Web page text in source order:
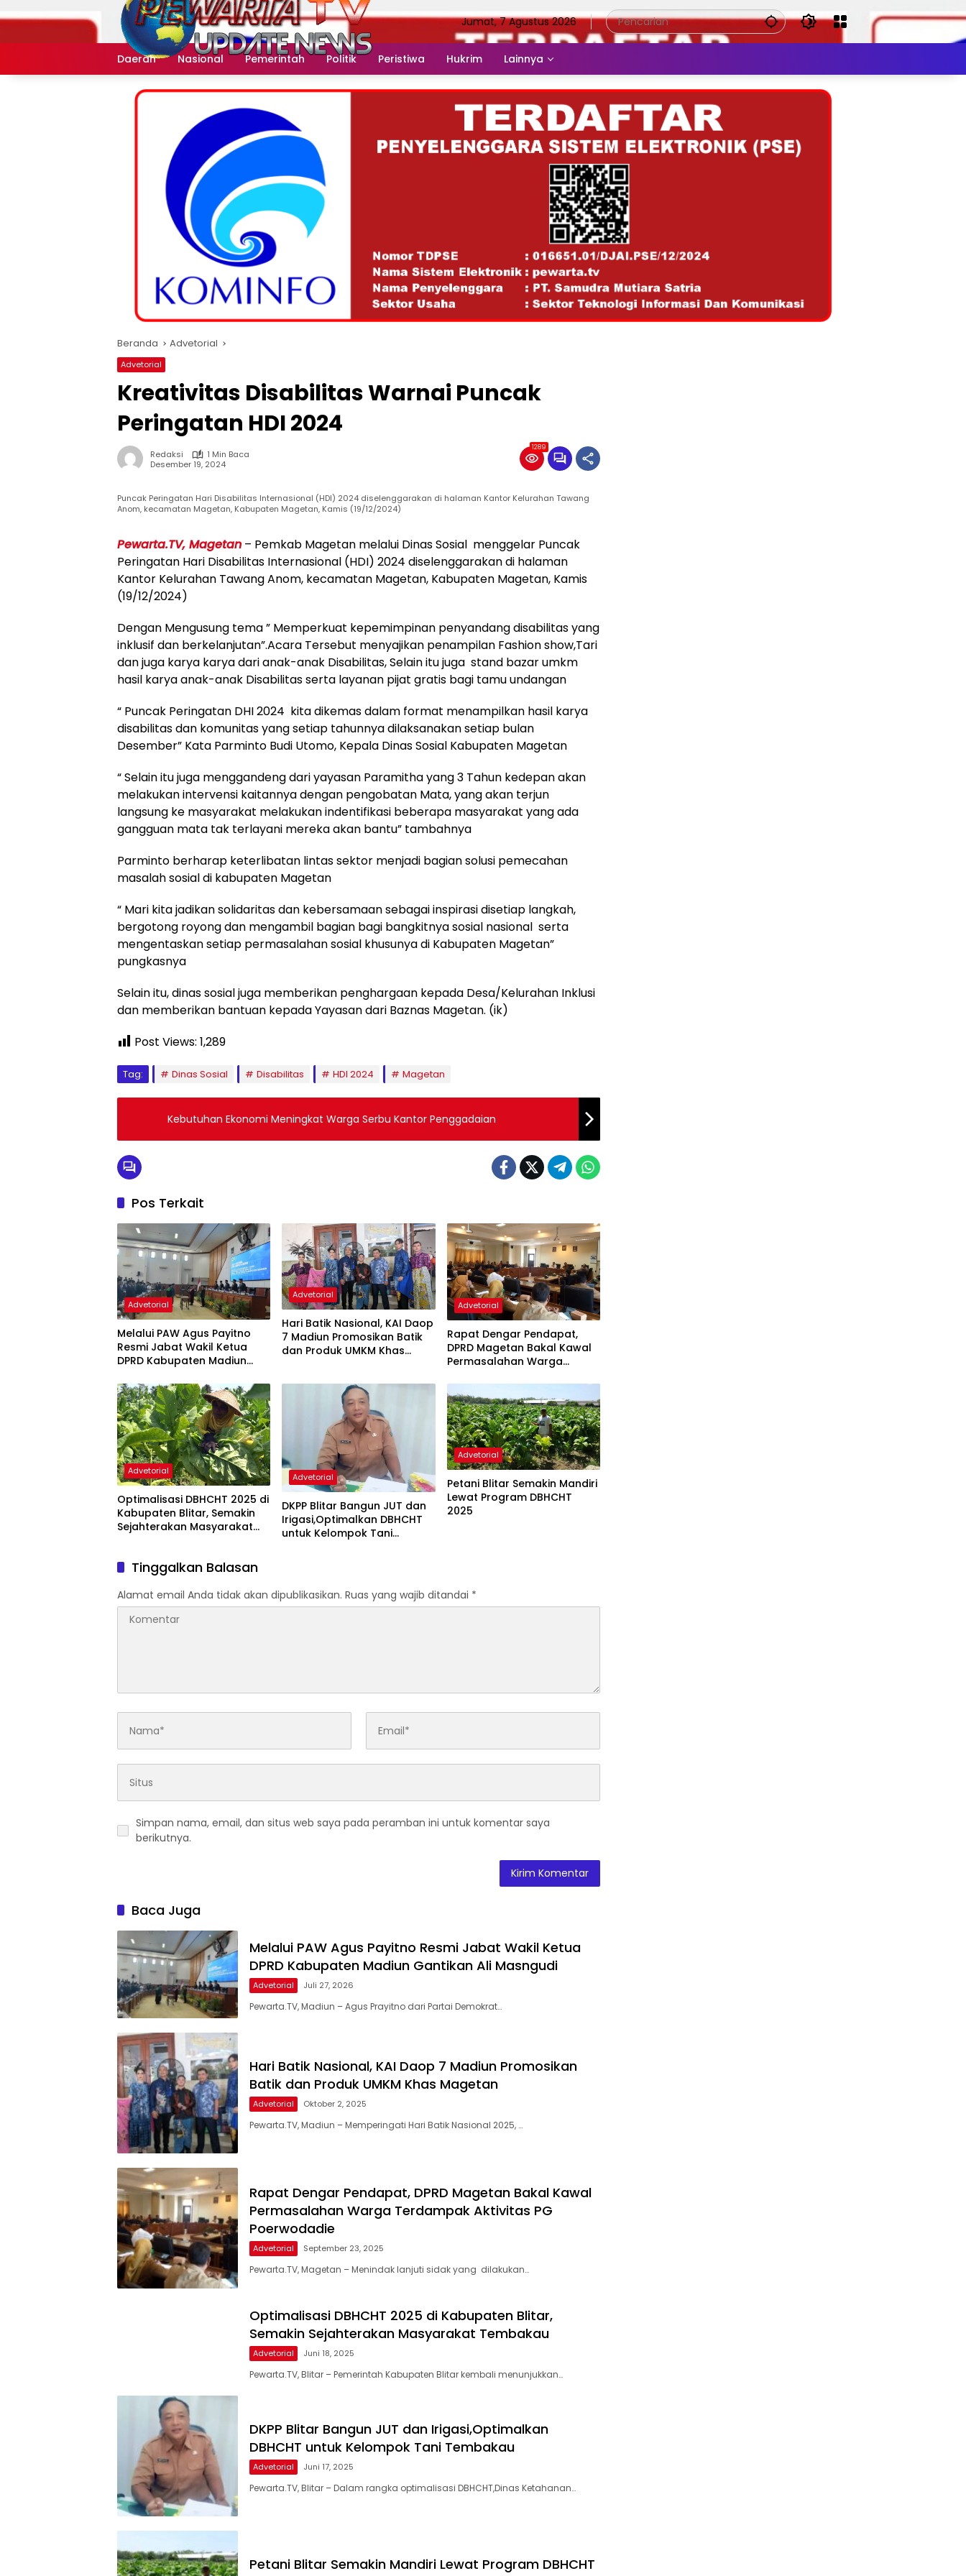
ke
Jumat, 7 Agustus 2026
Daerah Nasional Pemerintah Politik Peristiwa Hukrim Lainnya
Beranda Advetorial
Advetorial
Kreativitas Disabilitas Warnai Puncak
Peringatan HDI 2024
Redaksi
1 Min Baca
Desember 19, 2024
1289
Puncak Peringatan Hari Disabilitas Internasional (HDI) 2024 diselenggarakan di halaman Kantor Kelurahan Tawang
Anom, kecamatan Magetan, Kabupaten Magetan, Kamis (19/12/2024)
Pewarta.TV, Magetan – Pemkab Magetan melalui Dinas Sosial menggelar Puncak
Peringatan Hari Disabilitas Internasional (HDI) 2024 diselenggarakan di halaman
Kantor Kelurahan Tawang Anom, kecamatan Magetan, Kabupaten Magetan, Kamis
(19/12/2024)
Dengan Mengusung tema ” Memperkuat kepemimpinan penyandang disabilitas yang
inklusif dan berkelanjutan”.Acara Tersebut menyajikan penampilan Fashion show,Tari
dan juga karya karya dari anak-anak Disabilitas, Selain itu juga stand bazar umkm
hasil karya anak-anak Disabilitas serta layanan pijat gratis bagi tamu undangan
“ Puncak Peringatan DHI 2024 kita dikemas dalam format menampilkan hasil karya
disabilitas dan komunitas yang setiap tahunnya dilaksanakan setiap bulan
Desember” Kata Parminto Budi Utomo, Kepala Dinas Sosial Kabupaten Magetan
“ Selain itu juga menggandeng dari yayasan Paramitha yang 3 Tahun kedepan akan
melakukan intervensi kaitannya dengan pengobatan Mata, yang akan terjun
langsung ke masyarakat melakukan indentifikasi beberapa masyarakat yang ada
gangguan mata tak terlayani mereka akan bantu” tambahnya
Parminto berharap keterlibatan lintas sektor menjadi bagian solusi pemecahan
masalah sosial di kabupaten Magetan
“ Mari kita jadikan solidaritas dan kebersamaan sebagai inspirasi disetiap langkah,
bergotong royong dan mengambil bagian bagi bangkitnya sosial nasional serta
mengentaskan setiap permasalahan sosial khusunya di Kabupaten Magetan”
pungkasnya
Selain itu, dinas sosial juga memberikan penghargaan kepada Desa/Kelurahan Inklusi
dan memberikan bantuan kepada Yayasan dari Baznas Magetan. (ik)
Post Views: 1,289
Tag: Dinas Sosial Disabilitas HDI 2024 Magetan
Kebutuhan Ekonomi Meningkat Warga Serbu Kantor Penggadaian
Pos Terkait
Advetorial
Melalui PAW Agus Payitno
Resmi Jabat Wakil Ketua
DPRD Kabupaten Madiun
Advetorial
Hari Batik Nasional, KAI Daop
7 Madiun Promosikan Batik
dan Produk UMKM Khas
Advetorial
Rapat Dengar Pendapat,
DPRD Magetan Bakal Kawal
Permasalahan Warga
Poerwodadie
Advetorial
Optimalisasi DBHCHT 2025 di
Kabupaten Blitar, Semakin
Sejahterakan Masyarakat
Advetorial
DKPP Blitar Bangun JUT dan
Irigasi,Optimalkan DBHCHT
untuk Kelompok Tani
Advetorial
Petani Blitar Semakin Mandiri
Lewat Program DBHCHT
2025
Tinggalkan Balasan
Alamat email Anda tidak akan dipublikasikan. Ruas yang wajib ditandai *
Simpan nama, email, dan situs web saya pada peramban ini untuk komentar saya
berikutnya.
Baca Juga
Melalui PAW Agus Payitno Resmi Jabat Wakil Ketua
DPRD Kabupaten Madiun Gantikan Ali Masngudi
Advetorial Juli 27, 2026
Pewarta.TV, Madiun – Agus Prayitno dari Partai Demokrat…
Hari Batik Nasional, KAI Daop 7 Madiun Promosikan
Batik dan Produk UMKM Khas Magetan
Advetorial Oktober 2, 2025
Pewarta.TV, Madiun – Memperingati Hari Batik Nasional 2025, …
Rapat Dengar Pendapat, DPRD Magetan Bakal Kawal
Permasalahan Warga Terdampak Aktivitas PG
Poerwodadie
Advetorial September 23, 2025
Pewarta.TV, Magetan – Menindak lanjuti sidak yang dilakukan…
Optimalisasi DBHCHT 2025 di Kabupaten Blitar,
Semakin Sejahterakan Masyarakat Tembakau
Advetorial Juni 18, 2025
Pewarta.TV, Blitar – Pemerintah Kabupaten Blitar kembali menunjukkan…
DKPP Blitar Bangun JUT dan Irigasi,Optimalkan
DBHCHT untuk Kelompok Tani Tembakau
Advetorial Juni 17, 2025
Pewarta.TV, Blitar – Dalam rangka optimalisasi DBHCHT,Dinas Ketahanan…
Petani Blitar Semakin Mandiri Lewat Program DBHCHT